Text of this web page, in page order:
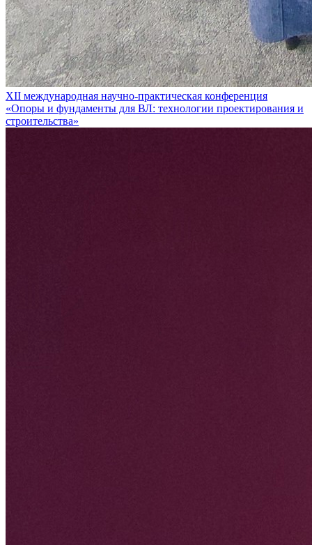
XII международная научно-практическая конференция
«Опоры и фундаменты для ВЛ: технологии проектирования и
строительства»